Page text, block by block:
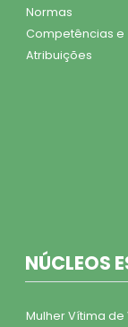
Normas
Competências e
Atribuições
NÚCLEOS
Mulher Vítima de